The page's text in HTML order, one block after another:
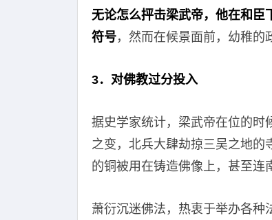
无论怎么抨击梁武帝，他在和臣
符号，然而在候景面前，幼稚的
3．对佛教过分投入
据史学家统计，梁武帝在位的时
之变，北兵大肆劫掠三吴之地的
的铜被用在铸造佛像上，甚至连
萧衍沉迷佛法，热衷于举办各种